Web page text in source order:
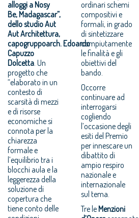
alloggi a Nosy
Be, Madagascar”,
dello studio Aut
Aut Architettura,
capogruppoarch. Edoardo
Capuzzo
Dolcetta . Un
progetto che
“elaborato in un
contesto di
scarsità di mezzi
e di risorse
economiche si
connota per la
chiarezza
formale e
l’equilibrio tra i
blocchi aula e la
leggerezza della
soluzione di
copertura che
tiene conto delle
ordinari schemi
compositivi e
formali, in grado
di sintetizzare
compiutamente
le finalità e gli
obiettivi del
bando.
Occorre
continuare ad
interrogarsi
cogliendo
l’occasione degli
esiti del Premio
per innescare un
dibattito di
ampio respiro
nazionale e
internazionale
sul tema.
Tre leMenzioni